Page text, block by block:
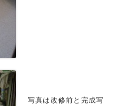
写真は改修前と完成写